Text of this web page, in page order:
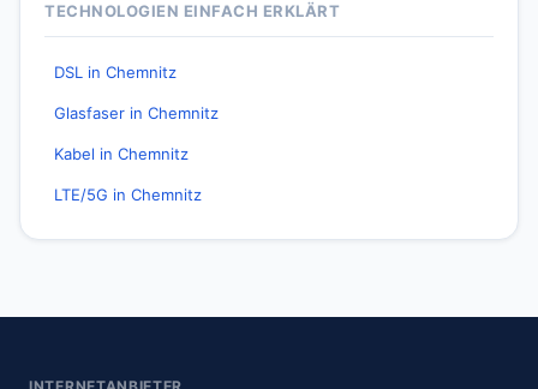
TECHNOLOGIEN EINFACH ERKLÄRT
DSL in Chemnitz
Glasfaser in Chemnitz
Kabel in Chemnitz
LTE/5G in Chemnitz